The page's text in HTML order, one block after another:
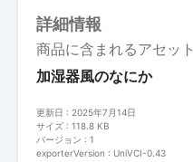
詳細情報
商品に含まれるアセット
加湿器風のなにか
更新日 : 2025年7月14日
サイズ : 118.8 KB
バージョン : 1
exporterVersion : UniVCI-0.43